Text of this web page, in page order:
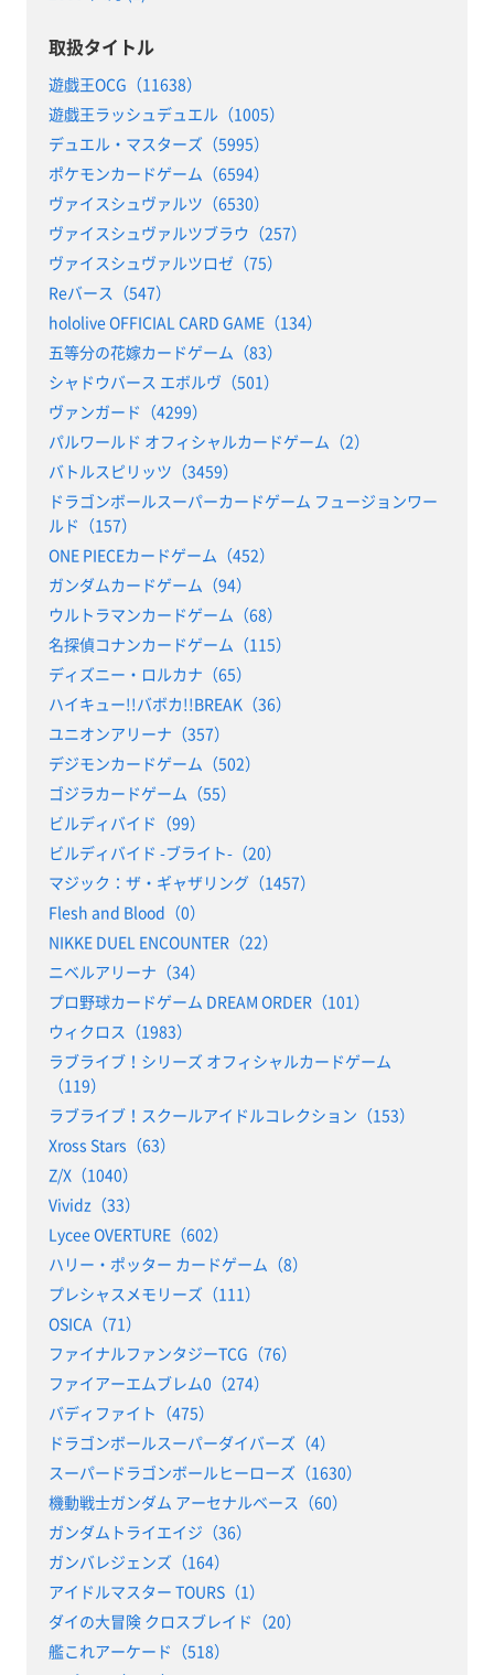
取扱タイトル
遊戯王OCG（11638）
遊戯王ラッシュデュエル（1005）
デュエル・マスターズ（5995）
ポケモンカードゲーム（6594）
ヴァイスシュヴァルツ（6530）
ヴァイスシュヴァルツブラウ（257）
ヴァイスシュヴァルツロゼ（75）
Reバース（547）
hololive OFFICIAL CARD GAME（134）
五等分の花嫁カードゲーム（83）
シャドウバース エボルヴ（501）
ヴァンガード（4299）
パルワールド オフィシャルカードゲーム（2）
バトルスピリッツ（3459）
ドラゴンボールスーパーカードゲーム フュージョンワー
ルド（157）
ONE PIECEカードゲーム（452）
ガンダムカードゲーム（94）
ウルトラマンカードゲーム（68）
名探偵コナンカードゲーム（115）
ディズニー・ロルカナ（65）
ハイキュー!!バボカ!!BREAK（36）
ユニオンアリーナ（357）
デジモンカードゲーム（502）
ゴジラカードゲーム（55）
ビルディバイド（99）
ビルディバイド -ブライト-（20）
マジック：ザ・ギャザリング（1457）
Flesh and Blood（0）
NIKKE DUEL ENCOUNTER（22）
ニベルアリーナ（34）
プロ野球カードゲーム DREAM ORDER（101）
ウィクロス（1983）
ラブライブ！シリーズ オフィシャルカードゲーム
（119）
ラブライブ！スクールアイドルコレクション（153）
Xross Stars（63）
Z/X（1040）
Vividz（33）
Lycee OVERTURE（602）
ハリー・ポッター カードゲーム（8）
プレシャスメモリーズ（111）
OSICA（71）
ファイナルファンタジーTCG（76）
ファイアーエムブレム0（274）
バディファイト（475）
ドラゴンボールスーパーダイバーズ（4）
スーパードラゴンボールヒーローズ（1630）
機動戦士ガンダム アーセナルベース（60）
ガンダムトライエイジ（36）
ガンバレジェンズ（164）
アイドルマスター TOURS（1）
ダイの大冒険 クロスブレイド（20）
艦これアーケード（518）